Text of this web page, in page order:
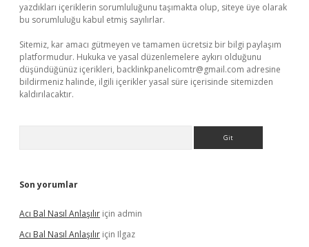
yazdıkları içeriklerin sorumluluğunu taşımakta olup, siteye üye olarak
bu sorumluluğu kabul etmiş sayılırlar.
Sitemiz, kar amacı gütmeyen ve tamamen ücretsiz bir bilgi paylaşım
platformudur. Hukuka ve yasal düzenlemelere aykırı olduğunu
düşündüğünüz içerikleri, backlinkpanelicomtr@gmail.com adresine
bildirmeniz halinde, ilgili içerikler yasal süre içerisinde sitemizden
kaldırılacaktır.
Son yorumlar
Acı Bal Nasıl Anlaşılır için admin
Acı Bal Nasıl Anlaşılır için Ilgaz